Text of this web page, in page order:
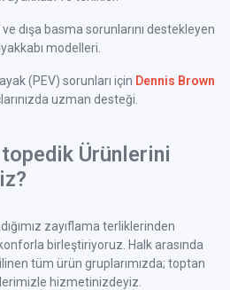
ve dışa basma sorunlarını destekleyen
modelleri.
(PEV) sorunları için Dennis Brown
uzman desteği.
Ürünlerini
zayıflama terliklerinden
birleştiriyoruz. Halk arasında
tüm ürün gruplarımızda; toptan
hizmetinizdeyiz.